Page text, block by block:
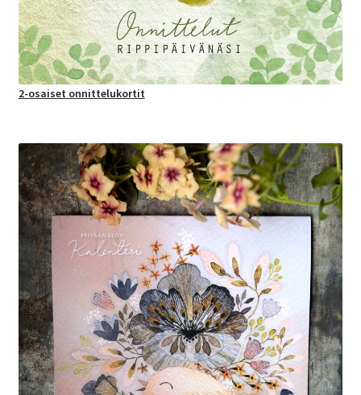
2-osaiset onnittelukortit